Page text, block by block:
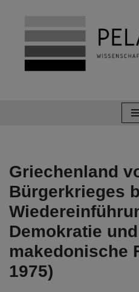
Zum
Inhalt
springen
Griechenland
Bürgerkrieges
Demokratie
makedonische
1975)